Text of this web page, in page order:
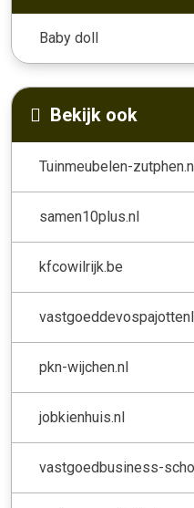
Baby doll
Bekijk ook
Tuinmeubelen-
samen10plus.nl
kfcowilrijk.be
pkn-wijchen.nl
jobkienhuis.nl
vastgoedbusiness-